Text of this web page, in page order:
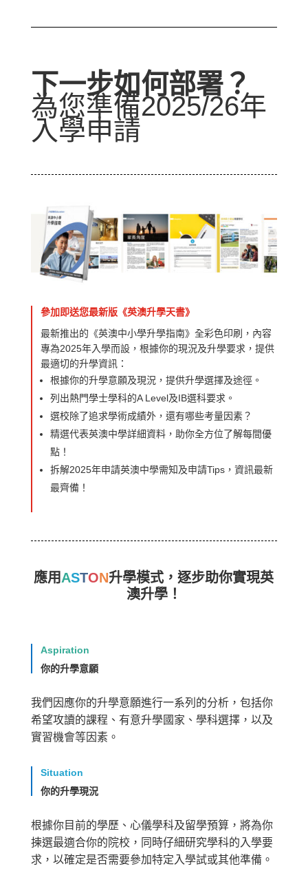
下一步如何部署？
為您準備2025/26年
入學申請
參加即送您最新版《英澳升學天書》
最新推出的《英澳中小學升學指南》全彩色印刷，內容
專為2025年入學而設，根據你的現況及升學要求，提供
最適切的升學資訊：
根據你的升學意願及現況，提供升學選擇及途徑。
列出熱門學士學科的A Level及IB選科要求。
選校除了追求學術成績外，還有哪些考量因素？
精選代表英澳中學詳細資料，助你全方位了解每間優
點！
拆解2025年申請英澳中學需知及申請Tips，資訊最新
最齊備！
應用ASTON升學模式，逐步助你實現英
澳升學！
Aspiration
你的升學意願
我們因應你的升學意願進行一系列的分析，包括你
希望攻讀的課程、有意升學國家、學科選擇，以及
實習機會等因素。
Situation
你的升學現況
根據你目前的學歷、心儀學科及留學預算，將為你
揀選最適合你的院校，同時仔細研究學科的入學要
求，以確定是否需要參加特定入學試或其他準備。